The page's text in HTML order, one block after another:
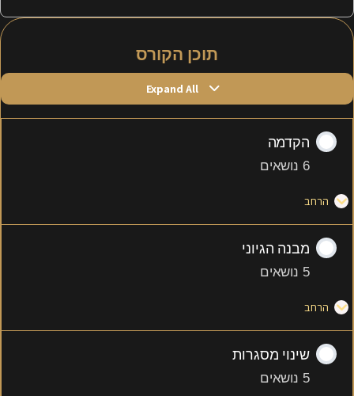
תוכן הקורס
Expand All
הקדמה
6 נושאים
הרחב
מבנה הגיוני
5 נושאים
הרחב
שינוי מסגרות
5 נושאים